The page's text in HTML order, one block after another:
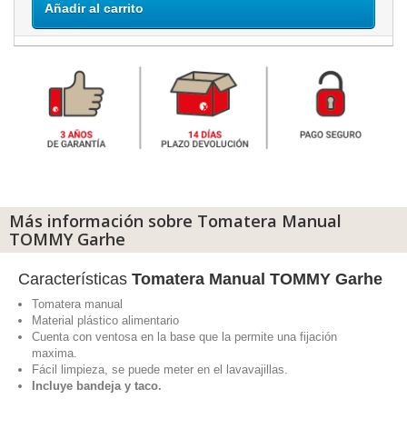
Añadir al carrito
Más información sobre Tomatera Manual
TOMMY Garhe
Características Tomatera Manual TOMMY Garhe
Tomatera manual
Material plástico alimentario
Cuenta con ventosa en la base que la permite una fijación
maxima.
Fácil limpieza, se puede meter en el lavavajillas.
Incluye bandeja y taco.